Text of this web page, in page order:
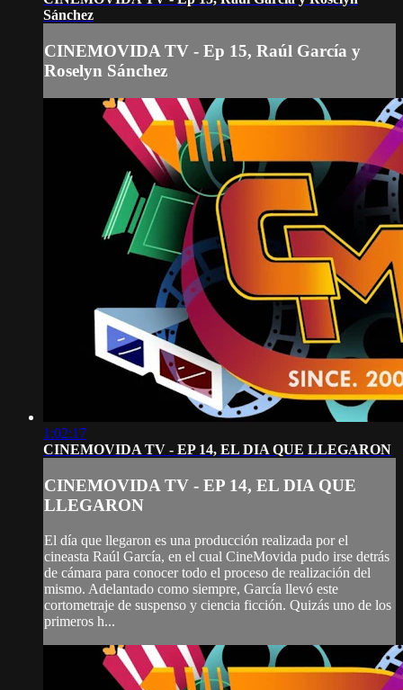
Sánchez
CINEMOVIDA TV - Ep 15, Raúl García y
Roselyn Sánchez
1:02:17
CINEMOVIDA TV - EP 14, EL DIA QUE LLEGARON
CINEMOVIDA TV - EP 14, EL DIA QUE
LLEGARON
El día que llegaron es una producción realizada por el
cineasta Raúl García, en el cual CineMovida pudo irse detrás
de cámara para conocer todo el proceso de realización del
mismo. Adelantado como siempre, García llevó este
cortometraje de suspenso y ciencia ficción. Quizás uno de los
primeros h...